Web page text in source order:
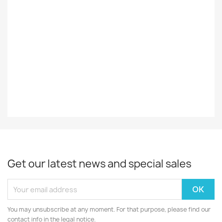
Get our latest news and special sales
You may unsubscribe at any moment. For that purpose, please find our
contact info in the legal notice.